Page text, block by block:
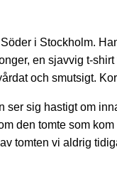
i Stockholm.
en sjavvig t-
och smutsigt.
sig hastigt om
den tomte som
tomten vi aldrig